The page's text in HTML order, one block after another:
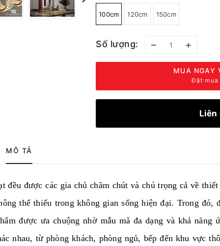
100cm 120cm 150cm
Số lượng: – +
MUA NGAY
Đặt mua
Liên
MÔ TẢ
đều được các gia chủ chăm chút và chú trọng cả về
thể thiếu trong không gian sống hiện đại. Trong đó,
được ưa chuộng nhờ mẫu mã đa dạng và khả năng
nhau, từ phòng khách, phòng ngủ, bếp đến khu vực